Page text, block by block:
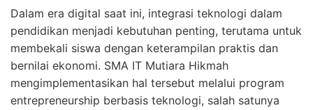
Dalam era digital saat ini, integrasi teknologi dalam
pendidikan menjadi kebutuhan penting, terutama untuk
membekali siswa dengan keterampilan praktis dan
bernilai ekonomi. SMA IT Mutiara Hikmah
mengimplementasikan hal tersebut melalui program
entrepreneurship berbasis teknologi, salah satunya